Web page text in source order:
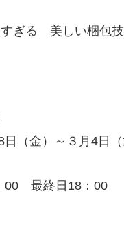
すぎる 美しい梱包
（金）～３月4日（
00 最終日18：00